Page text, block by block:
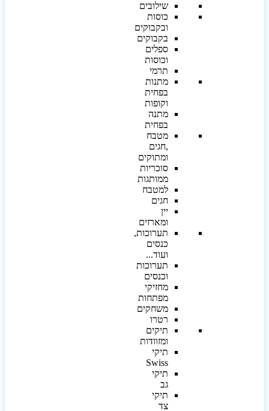
שילובים
כוסות
ובקבוקים
בקבוקים
ספלים
וכוסות
תרמי
מתנות
בפחית
וקופות
מתנה
בפחית
מטבח
,חגים
ומתוקים
סוכריות
ממותגות
למטבח
חגים
יין
ומארזים
תערוכות,
כנסים
ועוד...
תערוכות
וכנסים
מחזיקי
מפתחות
משחקים
רטרו
תיקים
ומזוודות
תיקי
Swiss
תיקי
תיקי